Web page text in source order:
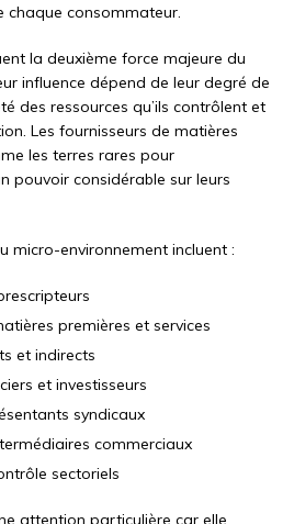
chaque consommateur.
la deuxième force majeure du
influence dépend de leur degré de
des ressources qu’ils contrôlent et
Les fournisseurs de matières
les terres rares pour
pouvoir considérable sur leurs
micro-environnement incluent :
premières et services
et indirects
et investisseurs
syndicaux
commerciaux
sectoriels
attention particulière car elle